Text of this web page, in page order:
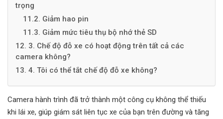
trọng
11.2. Giảm hao pin
11.3. Giảm mức tiêu thụ bộ nhớ thẻ SD
12. 3. Chế độ đỗ xe có hoạt động trên tất cả các
camera không?
13. 4. Tôi có thể tắt chế độ đỗ xe không?
Camera hành trình đã trở thành một công cụ không thể thiếu
khi lái xe, giúp giám sát liên tục xe của bạn trên đường và tăng